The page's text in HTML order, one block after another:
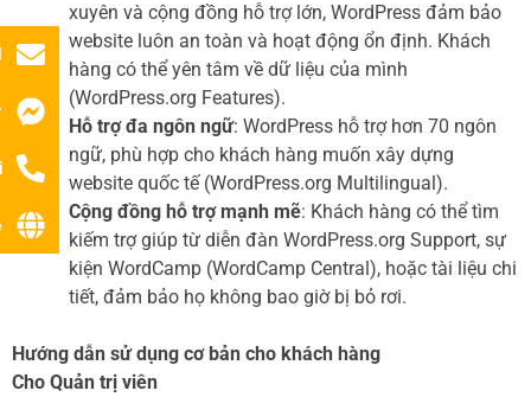
xuyên và cộng đồng hỗ trợ lớn, WordPress đảm bảo
website luôn an toàn và hoạt động ổn định. Khách
hàng có thể yên tâm về dữ liệu của mình
(WordPress.org Features).
Hỗ trợ đa ngôn ngữ: WordPress hỗ trợ hơn 70 ngôn
ngữ, phù hợp cho khách hàng muốn xây dựng
website quốc tế (WordPress.org Multilingual).
Cộng đồng hỗ trợ mạnh mẽ: Khách hàng có thể tìm
kiếm trợ giúp từ diễn đàn WordPress.org Support, sự
kiện WordCamp (WordCamp Central), hoặc tài liệu chi
tiết, đảm bảo họ không bao giờ bị bỏ rơi.
Hướng dẫn sử dụng cơ bản cho khách hàng
Cho Quản trị viên